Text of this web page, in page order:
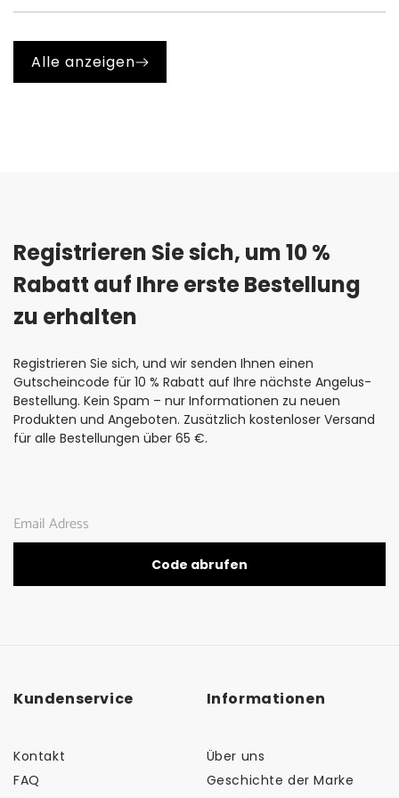
Farbqualität zu erzielen.
A. Ja, tragen Sie die Farbe immer in mehreren dünnen
elastisch, was zu Rissen und Brüchen führen kann.
Alle anzeigen
Registrieren Sie sich, um 10 %
Rabatt auf Ihre erste Bestellung
zu erhalten
Registrieren Sie sich, und wir senden Ihnen einen
Gutscheincode für 10 % Rabatt auf Ihre nächste Angelus-
Bestellung. Kein Spam – nur Informationen zu neuen
Produkten und Angeboten. Zusätzlich kostenloser Versand
für alle Bestellungen über 65 €.
Code abrufen
Kundenservice
Kontakt
FAQ
Informationen
Über uns
Geschichte der Marke